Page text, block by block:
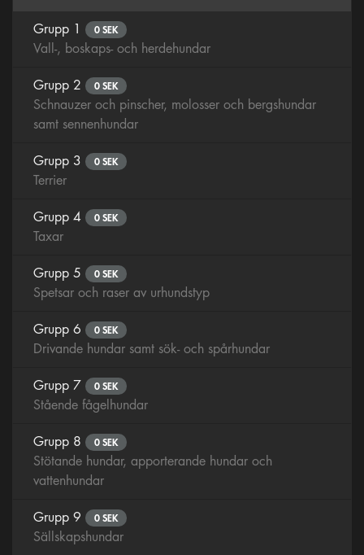
Grupp 1 0 SEK
Vall-, boskaps- och herdehundar
Grupp 2 0 SEK
Schnauzer och pinscher, molosser och bergshundar
samt sennenhundar
Grupp 3 0 SEK
Terrier
Grupp 4 0 SEK
Taxar
Grupp 5 0 SEK
Spetsar och raser av urhundstyp
Grupp 6 0 SEK
Drivande hundar samt sök- och spårhundar
Grupp 7 0 SEK
Stående fågelhundar
Grupp 8 0 SEK
Stötande hundar, apporterande hundar och
vattenhundar
Grupp 9 0 SEK
Sällskapshundar